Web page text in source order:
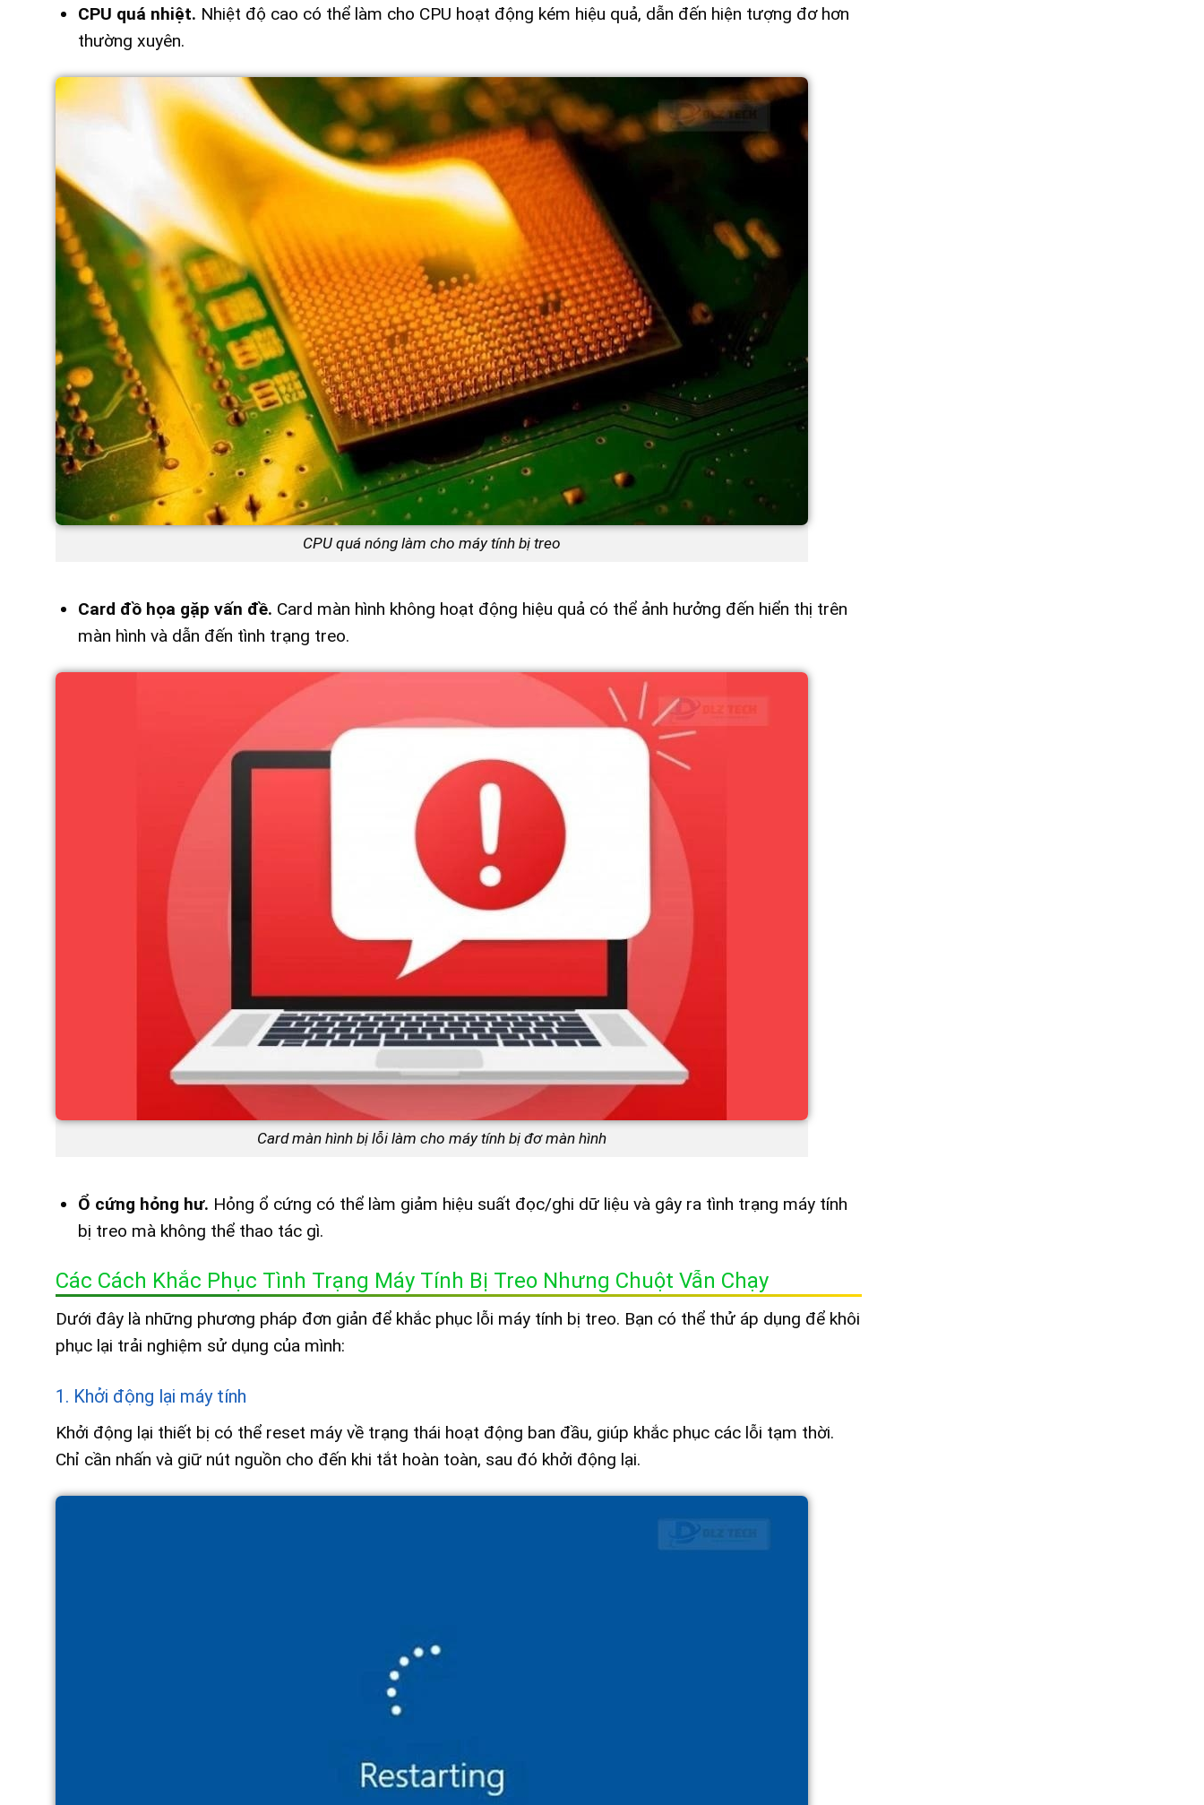
CPU quá nhiệt. Nhiệt độ cao có thể làm cho CPU hoạt động kém hiệu quả, dẫn đến hiện tượng đơ hơn
thường xuyên.
CPU quá nóng làm cho máy tính bị treo
Card đồ họa gặp vấn đề. Card màn hình không hoạt động hiệu quả có thể ảnh hưởng đến hiển thị trên
màn hình và dẫn đến tình trạng treo.
Card màn hình bị lỗi làm cho máy tính bị đơ màn hình
Ổ cứng hỏng hư. Hỏng ổ cứng có thể làm giảm hiệu suất đọc/ghi dữ liệu và gây ra tình trạng máy tính
bị treo mà không thể thao tác gì.
Các Cách Khắc Phục Tình Trạng Máy Tính Bị Treo Nhưng Chuột Vẫn Chạy
Dưới đây là những phương pháp đơn giản để khắc phục lỗi máy tính bị treo. Bạn có thể thử áp dụng để khôi
phục lại trải nghiệm sử dụng của mình:
1. Khởi động lại máy tính
Khởi động lại thiết bị có thể reset máy về trạng thái hoạt động ban đầu, giúp khắc phục các lỗi tạm thời.
Chỉ cần nhấn và giữ nút nguồn cho đến khi tắt hoàn toàn, sau đó khởi động lại.